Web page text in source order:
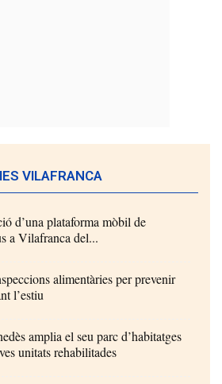
VILAFRANCA
d’una plataforma mòbil de
a Vilafranca del...
alimentàries per prevenir
l’estiu
amplia el seu parc d’habitatges
unitats rehabilitades